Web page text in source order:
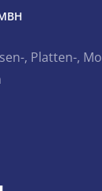
, Platten-,